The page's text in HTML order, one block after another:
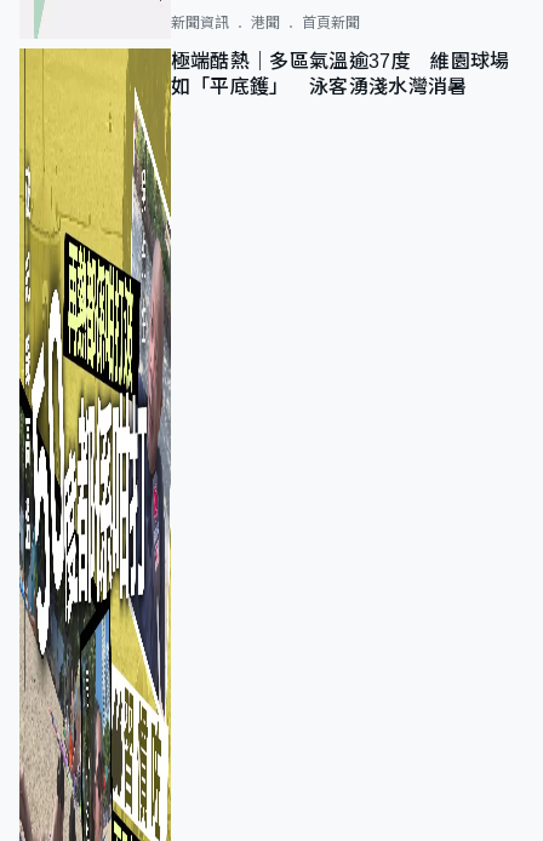
新聞資訊 港聞 首頁新聞
極端酷熱｜多區氣溫逾37度 維園球場
如「平底鑊」 泳客湧淺水灣消暑